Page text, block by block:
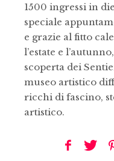
1500 ingressi in
speciale
e grazie al fitto
l’estate e
scoperta dei
museo artistico
ricchi di fascino,
artistico.